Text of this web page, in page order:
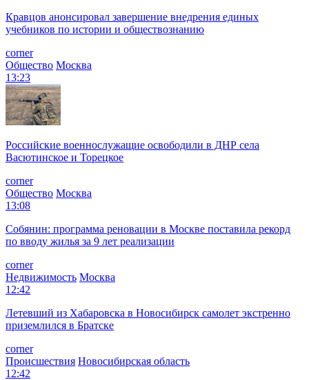
Кравцов анонсировал завершение внедрения единых
учебников по истории и обществознанию
corner
Общество Москва
13:23
Российские военнослужащие освободили в ДНР села
Васютинское и Торецкое
corner
Общество Москва
13:08
Собянин: программа реновации в Москве поставила рекорд
по вводу жилья за 9 лет реализации
corner
Недвижимость Москва
12:42
Летевший из Хабаровска в Новосибирск самолет экстренно
приземлился в Братске
corner
Происшествия Новосибирская область
12:42